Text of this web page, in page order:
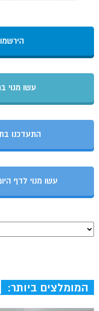
עשו מנוי
התעדכנו
עשו מנוי לדף
המומלצים ביותר: